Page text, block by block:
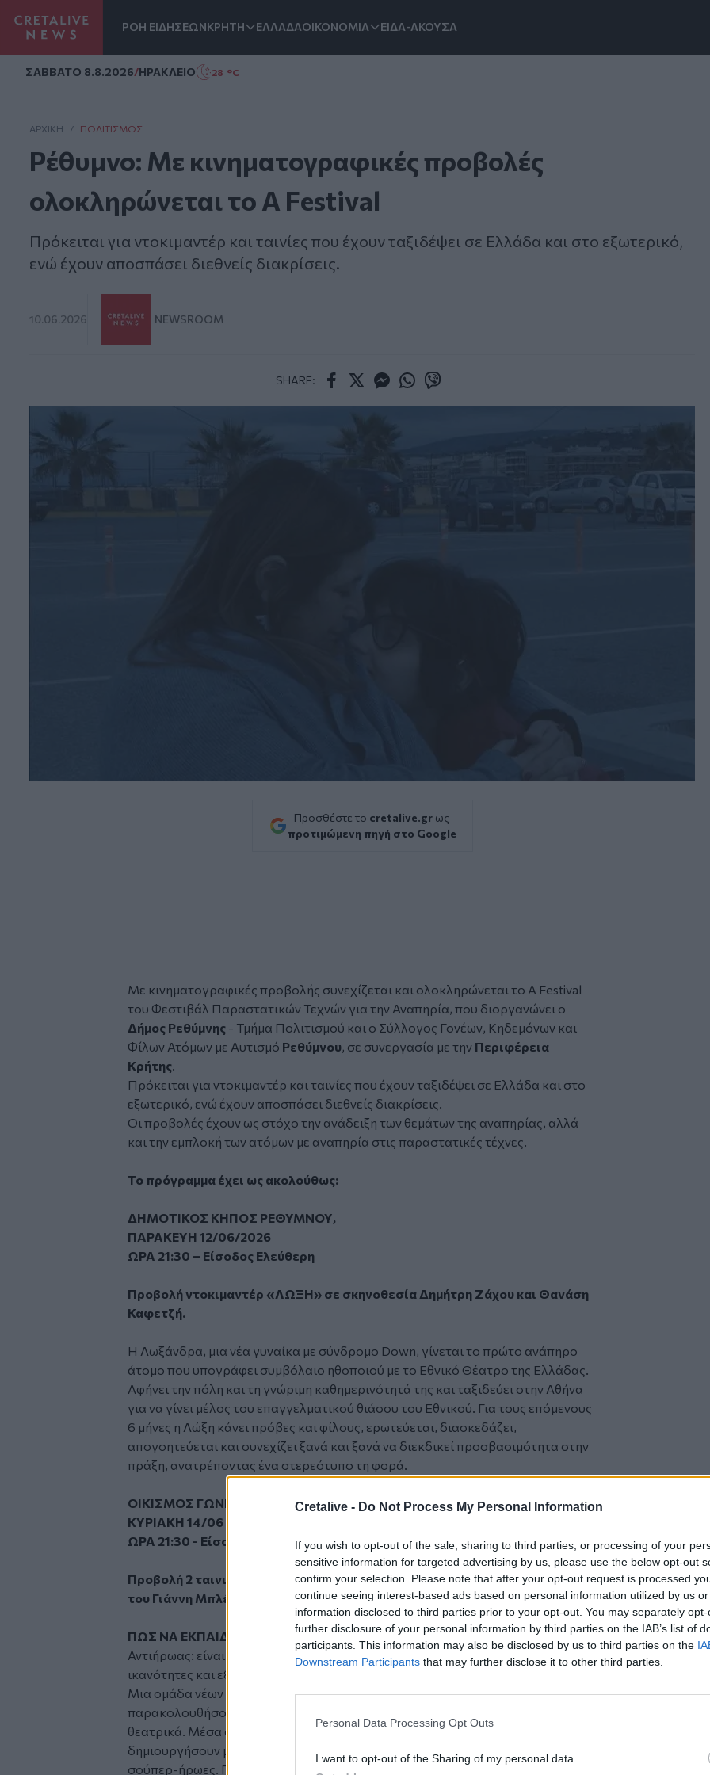
Cretalive - Do Not Process My Personal Information
If you wish to opt-out of the sale, sharing to third parties, or processing of your
sensitive information for targeted advertising by us, please use the below opt-out
confirm your selection. Please note that after your opt-out request is processed
continue seeing interest-based ads based on personal information utilized by us
information disclosed to third parties prior to your opt-out. You may separately
further disclosure of your personal information by third parties on the IAB’s list of
participants. This information may also be disclosed by us to third parties on the
Downstream Participants that may further disclose it to other third parties.
Personal Data Processing Opt Outs
I want to opt-out of the Sharing of my personal data.
ΡΟΗ ΕΙΔΗΣΕΩΝΚΡΗΤΗ ΕΛΛΑΔΑΟΙΚΟΝΟΜΙΑ ΕΙΔΑ-ΑΚΟΥΣΑ
ΣAΒΒΑΤΟ 8.8.2026/ΗΡΑΚΛΕΙΟ 28 °C
ΑΡΧΙΚΗ / ΠΟΛΙΤΙΣΜΌΣ
Ρέθυμνο: Με κινηματογραφικές προβολές
ολοκληρώνεται το Α Festival
Πρόκειται για ντοκιμαντέρ και ταινίες που έχουν ταξιδέψει σε Ελλάδα και στο εξωτερικό,
ενώ έχουν αποσπάσει διεθνείς διακρίσεις.
10.06.2026 NEWSROOM
SHARE:
Προσθέστε το cretalive.gr ως
προτιμώμενη πηγή στο Google
Με κινηματογραφικές προβολής συνεχίζεται και ολοκληρώνεται το Α Festival
του Φεστιβάλ Παραστατικών Τεχνών για την Αναπηρία, που διοργανώνει ο
Δήμος Ρεθύμνης - Τμήμα Πολιτισμού και ο Σύλλογος Γονέων, Κηδεμόνων και
Φίλων Ατόμων με Αυτισμό Ρεθύμνου, σε συνεργασία με την Περιφέρεια
Κρήτης.
Πρόκειται για ντοκιμαντέρ και ταινίες που έχουν ταξιδέψει σε Ελλάδα και στο
εξωτερικό, ενώ έχουν αποσπάσει διεθνείς διακρίσεις.
Οι προβολές έχουν ως στόχο την ανάδειξη των θεμάτων της αναπηρίας, αλλά
και την εμπλοκή των ατόμων με αναπηρία στις παραστατικές τέχνες.
Το πρόγραμμα έχει ως ακολούθως:
ΔΗΜΟΤΙΚΟΣ ΚΗΠΟΣ ΡΕΘΥΜΝΟΥ,
ΠΑΡΑΚΕΥΗ 12/06/2026
ΩΡΑ 21:30 – Είσοδος Ελεύθερη
Προβολή ντοκιμαντέρ «ΛΩΞΗ» σε σκηνοθεσία Δημήτρη Ζάχου και Θανάση
Καφετζή.
Η Λωξάνδρα, μια νέα γυναίκα με σύνδρομο Down, γίνεται το πρώτο ανάπηρο
άτομο που υπογράφει συμβόλαιο ηθοποιού με το Εθνικό Θέατρο της Ελλάδας.
Αφήνει την πόλη και τη γνώριμη καθημερινότητά της και ταξιδεύει στην Αθήνα
για να γίνει μέλος του επαγγελματικού θιάσου του Εθνικού. Για τους επόμενους
6 μήνες η Λώξη κάνει πρόβες και φίλους, ερωτεύεται, διασκεδάζει,
απογοητεύεται και συνεχίζει ξανά και ξανά να διεκδικεί προσβασιμότητα στην
πράξη, ανατρέποντας ένα στερεότυπο τη φορά.
ΟΙΚΙΣΜΟΣ ΓΩΝΙΑ
ΚΥΡΙΑΚΗ 14/06 - Αύλειος χώρος νηπιαγωγείου Γωνιάς
ΩΡΑ 21:30 - Είσοδος Ελεύθερη
Προβολή 2 ταινιών «Πώς να εκπαιδεύσεις έναν ΑΝΤΙΗΡΩΑ» & «Στελιάννα»
του Γιάννη Μπλέτα και μουσικό πρόγραμμα από την χορωδία ΣΟΛΙΣΤΕΣ
ΠΩΣ ΝΑ ΕΚΠΑΙΔΕΥΣΕΙΣ ΕΝΑΝ ΑΝΤΙΗΡΩΑ
Αντιήρωας: είναι ο πρωταγωνιστής που δε διαθέτει συμβατικές ηρωικές
ικανότητες και εξαρτάται παθολογικά από κάποιον άλλο.
Μια ομάδα νέων “αντιηρώων” με δυσκολίες, αποφασίζουν να
παρακολουθήσουν μαθήματα θεάτρου. Οι νεαροί “αντιήρωες” εκπαιδεύονται
θεατρικά. Μέσα από την μεγάλη τους αγάπη για το θέατρο, αποφασίζουν να
δημιουργήσουν μια θεατρική, αυτοσχεδιαστική παράσταση, με θεματική τους
σούπερ-ήρωες. Παράλληλα, οι αντιήρωες ζουν την καθημερινότητα και τις ζωές